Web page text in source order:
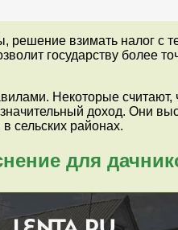
решение взимать налог с
государству более
Некоторые
доход. Они
сельских районах.
для